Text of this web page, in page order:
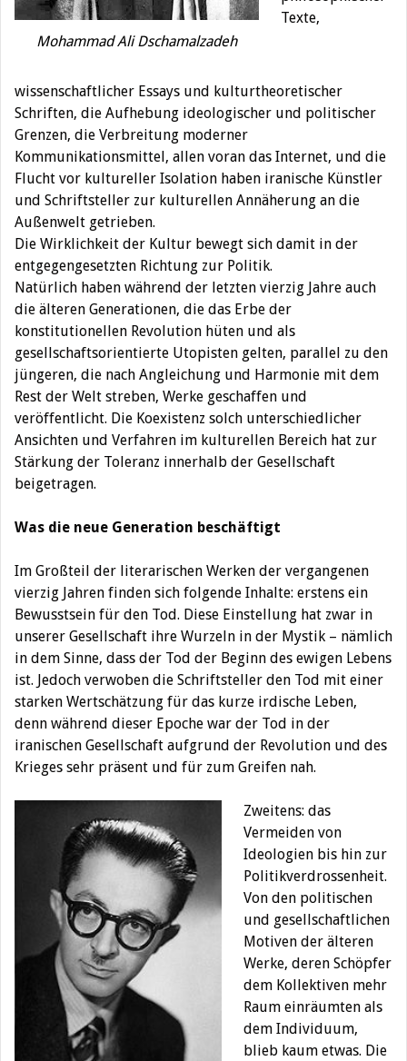
Mohammad Ali Dschamalzadeh
Texte,
wissenschaftlicher Essays und kulturtheoretischer
Schriften, die Aufhebung ideologischer und politischer
Grenzen, die Verbreitung moderner
Kommunikationsmittel, allen voran das Internet, und die
Flucht vor kultureller Isolation haben iranische Künstler
und Schriftsteller zur kulturellen Annäherung an die
Außenwelt getrieben.
Die Wirklichkeit der Kultur bewegt sich damit in der
entgegengesetzten Richtung zur Politik.
Natürlich haben während der letzten vierzig Jahre auch
die älteren Generationen, die das Erbe der
konstitutionellen Revolution hüten und als
gesellschaftsorientierte Utopisten gelten, parallel zu den
jüngeren, die nach Angleichung und Harmonie mit dem
Rest der Welt streben, Werke geschaffen und
veröffentlicht. Die Koexistenz solch unterschiedlicher
Ansichten und Verfahren im kulturellen Bereich hat zur
Stärkung der Toleranz innerhalb der Gesellschaft
beigetragen.
Was die neue Generation beschäftigt
Im Großteil der literarischen Werken der vergangenen
vierzig Jahren finden sich folgende Inhalte: erstens ein
Bewusstsein für den Tod. Diese Einstellung hat zwar in
unserer Gesellschaft ihre Wurzeln in der Mystik – nämlich
in dem Sinne, dass der Tod der Beginn des ewigen Lebens
ist. Jedoch verwoben die Schriftsteller den Tod mit einer
starken Wertschätzung für das kurze irdische Leben,
denn während dieser Epoche war der Tod in der
iranischen Gesellschaft aufgrund der Revolution und des
Krieges sehr präsent und für zum Greifen nah.
Zweitens: das
Vermeiden von
Ideologien bis hin zur
Politikverdrossenheit.
Von den politischen
und gesellschaftlichen
Motiven der älteren
Werke, deren Schöpfer
dem Kollektiven mehr
Raum einräumten als
dem Individuum,
blieb kaum etwas. Die